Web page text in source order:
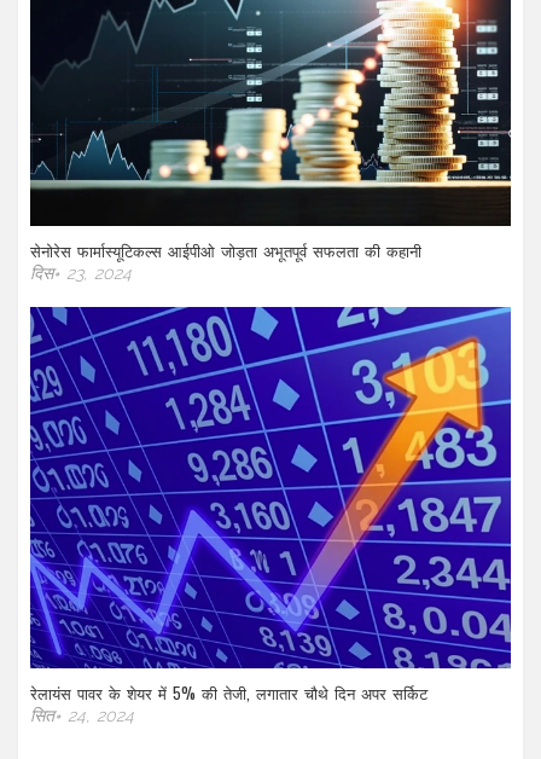
सेनोरेस फार्मास्यूटिकल्स आईपीओ जोड़ता अभूतपूर्व सफलता की कहानी
दिस॰ 23, 2024
रेलायंस पावर के शेयर में 5% की तेजी, लगातार चौथे दिन अपर सर्किट
सित॰ 24, 2024